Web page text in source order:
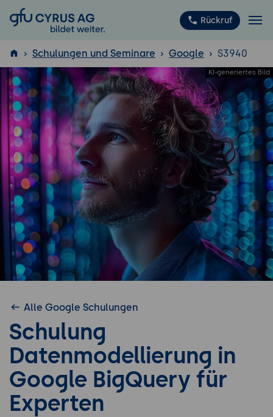
GFU Cyrus AG Rückruf
ISTQB ®
Schulungen und Seminare Google S3940
Alle Google Schulungen
Schulung
Datenmodellierung in
Google BigQuery für
Experten